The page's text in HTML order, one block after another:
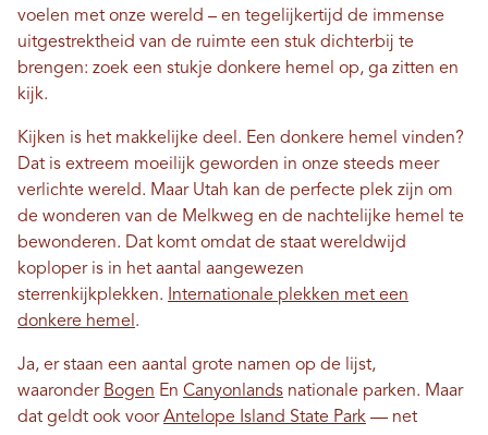
voelen met onze wereld – en tegelijkertijd de immense
uitgestrektheid van de ruimte een stuk dichterbij te
brengen: zoek een stukje donkere hemel op, ga zitten en
kijk.
Kijken is het makkelijke deel. Een donkere hemel vinden?
Dat is extreem moeilijk geworden in onze steeds meer
verlichte wereld. Maar Utah kan de perfecte plek zijn om
de wonderen van de Melkweg en de nachtelijke hemel te
bewonderen. Dat komt omdat de staat wereldwijd
koploper is in het aantal aangewezen
sterrenkijkplekken.
Internationale plekken met een
donkere hemel .
Ja, er staan ​​een aantal grote namen op de lijst,
waaronder Bogen En Canyonlands nationale parken. Maar
dat geldt ook voorAntelope Island State Park — net